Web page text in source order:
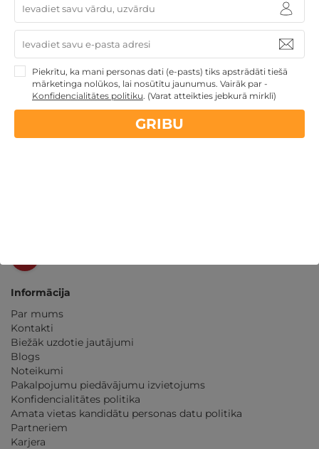
Kvalitatīva klientuapkalpošana
GribuAtpusties.lvizmēģināts un pārbaudīts
Informācija
Par mums
Kontakti
Biežāk uzdotie jautājumi
Blogs
Noteikumi
Pakalpojumu piedāvājumu izvietojums
Konfidencialitātes politika
Amata vietas kandidātu personas datu politika
Partneriem
Karjera
Piekrītu, ka mani personas dati (e-pasts) tiks apstrādāti tiešā
mārketinga nolūkos, lai nosūtītu jaunumus. Vairāk par -
Konfidencialitātes politiku. (Varat atteikties jebkurā mirklī)
GRIBU